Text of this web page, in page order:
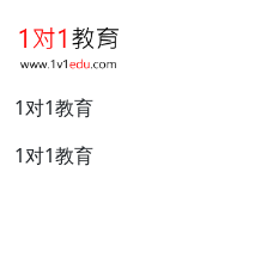
1对1教育
1对1教育